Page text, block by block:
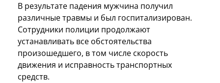
В результате падения мужчина получил
различные травмы и был госпитализирован.
Сотрудники полиции продолжают
устанавливать все обстоятельства
произошедшего, в том числе скорость
движения и исправность транспортных
средств.